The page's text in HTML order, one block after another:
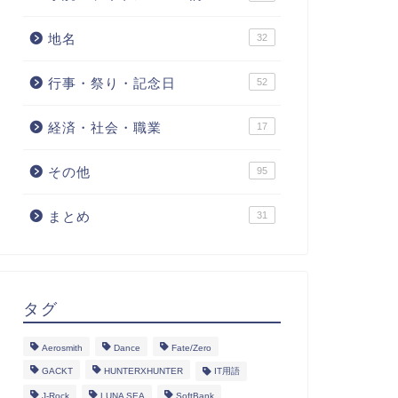
地名 32
行事・祭り・記念日 52
経済・社会・職業 17
その他 95
まとめ 31
タグ
Aerosmith Dance Fate/Zero
GACKT HUNTERXHUNTER IT用語
J-Rock LUNA SEA SoftBank